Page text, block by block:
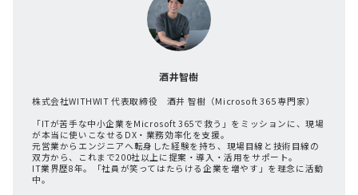
酒井智樹
株式会社WITHWIT 代表取締役 酒井 智樹（Microsoft 365 専門家）
「ITが苦手な中小企業をMicrosoft 365で救う」をミッションに、現場
が本当に使いこなせるDX・業務効率化を支援。
元営業からエンジニアへ転身した経験を持ち、現場目線と技術目線の
双方から、これまで200社以上に提案・導入・活用をサポート。
IT業界歴8年。「社員が笑ってはたらける企業を増やす」を理念に活動
中。